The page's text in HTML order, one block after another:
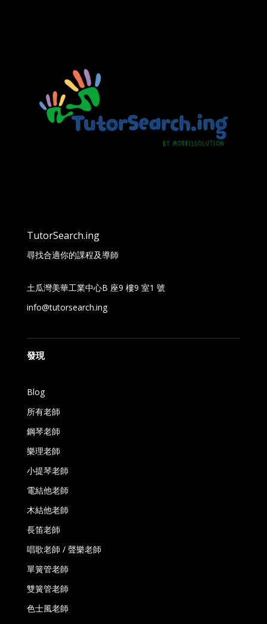
TutorSearch.ing
尋找合適你的課程及導師
土瓜灣美華工業中心B 座9 樓9 室1 號
info@tutorsearch.ing
發現
Blog
所有老師
鋼琴老師
樂理老師
小提琴老師
電結他老師
木結他老師
長笛老師
唱歌老師 / 聲樂老師
單簧管老師
雙簧管老師
色士風老師